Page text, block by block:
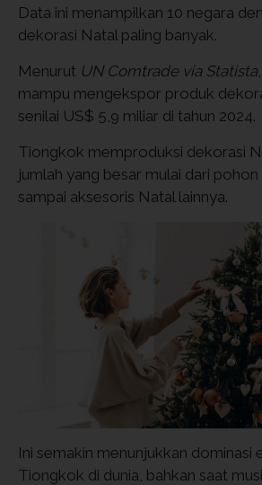
Data ini menampilkan 10 negara
dekorasi Natal paling banyak.
Menurut UN Comtrade via Statista
mampu mengekspor produk
senilai US$ 5,9 miliar di tahun 2024.
Tiongkok memproduksi dekorasi
jumlah yang besar mulai dari
sampai aksesoris Natal lainnya.
Ini semakin menunjukkan dominasi
Tiongkok di dunia, bahkan saat